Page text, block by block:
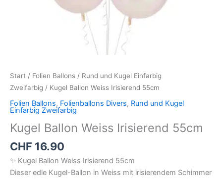
Start / Folien Ballons / Rund und Kugel Einfarbig
Zweifarbig / Kugel Ballon Weiss Irisierend 55cm
Folien Ballons, Folienballons Divers, Rund und Kugel
Einfarbig Zweifarbig
Kugel Ballon Weiss Irisierend 55cm
CHF 16.90
✨ Kugel Ballon Weiss Irisierend 55cm
Dieser edle Kugel-Ballon in Weiss mit irisierendem Schimmer